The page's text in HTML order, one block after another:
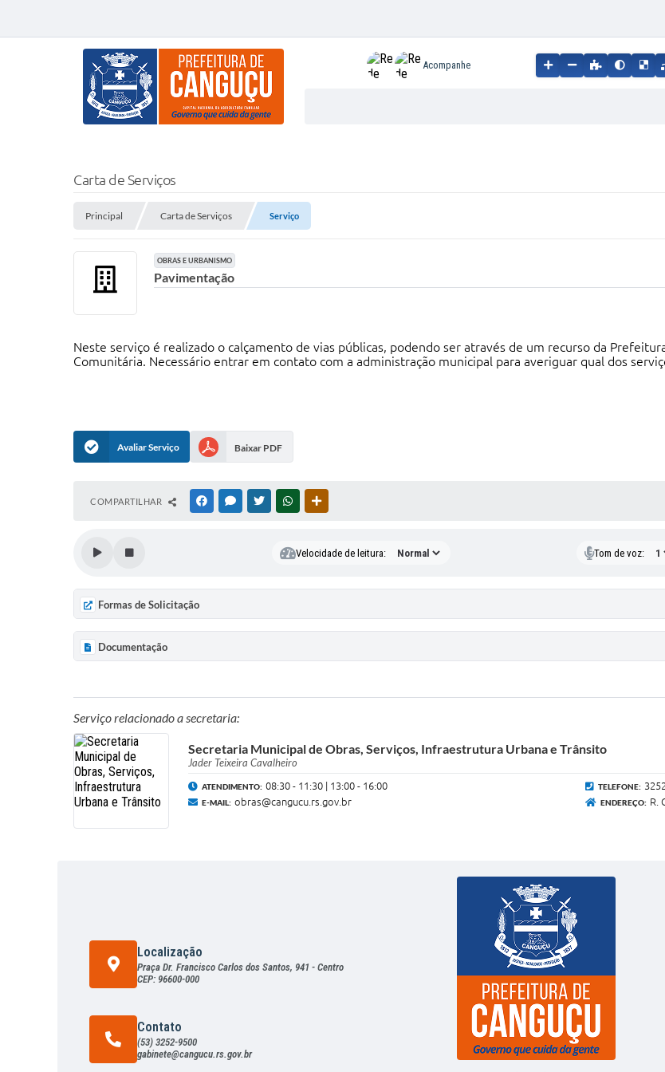
Acompanhe
Carta de Serviços
Principal Carta de Serviços Serviço
OBRAS E URBANISMO
Pavimentação
Neste serviço é realizado o calçamento de vias públicas, podendo ser através de um recurso da
Comunitária. Necessário entrar em contato com a administração municipal para averiguar qual dos
Avaliar Serviço Baixar PDF
COMPARTILHAR FACEBOOKMESSENGER
TWITTERWHATSAPP
Velocidade de leitura: Tom de voz:
Formas de Solicitação
Documentação
Serviço relacionado a secretaria:
Secretaria Municipal de Obras, Serviços, Infraestrutura Urbana e Trânsito
Jader Teixeira Cavalheiro
ATENDIMENTO: 08:30 - 11:30 | 13:00 - 16:00 TELEFONE:
E-MAIL: obras@cangucu.rs.gov.br ENDEREÇO: R.
Localização
Praça Dr. Francisco Carlos dos Santos, 941 - Centro
CEP: 96600-000
Contato
(53) 3252-9500
gabinete@cangucu.rs.gov.br